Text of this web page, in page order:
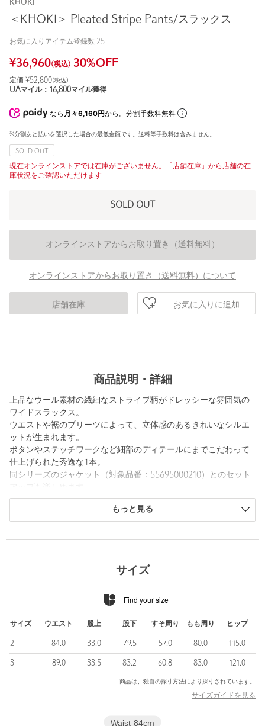
KHOKI
＜KHOKI＞ Pleated Stripe Pants/スラックス
お気に入りアイテム登録数 25
¥36,960(税込) 30%OFF
定価 ¥52,800(税込)
UAマイル： 16,800マイル獲得
なら 月々6,160円から。分割手数料無料
※分割あと払いを選択した場合の最低金額です。送料等手数料は含みません。
SOLD OUT
現在オンラインストアでは在庫がございません。「店舗在庫」から店舗の在
庫状況をご確認いただけます
SOLD OUT
オンラインストアからお取り置き（送料無料）
オンラインストアからお取り置き（送料無料）について
店舗在庫 お気に入りに追加
商品説明・詳細
上品なウール素材の繊細なストライプ柄がドレッシーな雰囲気の
ワイドスラックス。
ウエストや裾のプリーツによって、立体感のあるきれいなシルエ
ットが生まれます。
ボタンやステッチワークなど細部のディテールにまでこだわって
仕上げられた秀逸な1本。
同シリーズのジャケット（対象品番：55695000210）とのセット
26ssコレクションは京都の染め技術にフォーカスしたシーズンで
た柄を、現代の様々なデイリーウェアとして落とし込まれていま
絞り染めのプリントをした後にフェード加工を加えることで、文
KHOKIの得意なコンビネーションや刺繍、パッチワークもアップ
デートされ、どこか心が暖かくなるようなモチーフが施されてい
・メーカー品番：26ss-p-12
もっと見る
サイズ
Find your size
サイズ ウエスト 股上 股下 すそ周り もも周り ヒップ
2 84.0 33.0 79.5 57.0 80.0 115.0
3 89.0 33.5 83.2 60.8 83.0 121.0
商品は、独自の採寸方法により採寸されています。
サイズガイドを見る
Waist 84cm